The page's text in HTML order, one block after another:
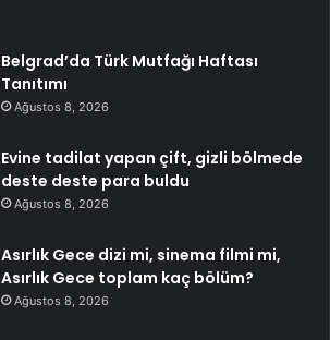
Belgrad’da Türk Mutfağı Haftası
Tanıtımı
Ağustos 8, 2026
Evine tadilat yapan çift, gizli bölmede
deste deste para buldu
Ağustos 8, 2026
Asırlık Gece dizi mi, sinema filmi mi,
Asırlık Gece toplam kaç bölüm?
Ağustos 8, 2026